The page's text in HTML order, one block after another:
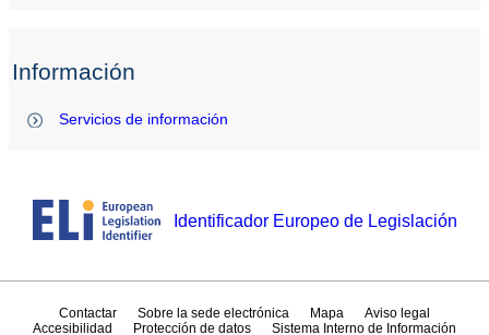
Información
Servicios de información
Identificador Europeo de Legislación
Contactar Sobre la sede electrónica Mapa
Aviso legal
Accesibilidad
Protección de datos Sistema Interno de Información